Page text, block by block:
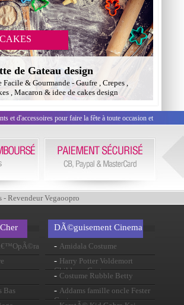
de Gateau design
Facile & Gourmande - Gaufre , Crepes ,
, Macaron & idee de cakes design
et d'accessoires pour faire la fête à toute occasion et
Revendeur Vegaoopro
Bas
DÃ©guisement Cinema
- Amidala Costume
- Harry Potter Voldemort
Childrens Costume
- Costume Rubble Betty
- Addams famille oncle Fester
Costume